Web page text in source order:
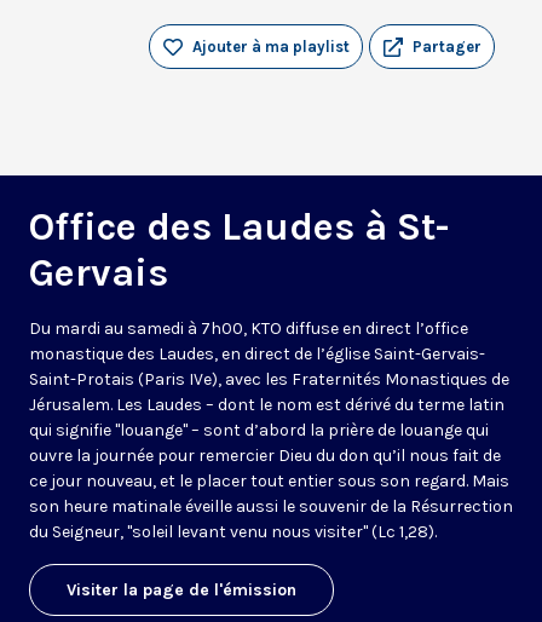
Partager
Ajouter à ma playlist
Office des Laudes à St-
Gervais
Du mardi au samedi à 7h00, KTO diffuse en direct l’office
monastique des Laudes, en direct de l’église Saint-Gervais-
Saint-Protais (Paris IVe), avec les Fraternités Monastiques de
Jérusalem. Les Laudes – dont le nom est dérivé du terme latin
qui signifie "louange" – sont d’abord la prière de louange qui
ouvre la journée pour remercier Dieu du don qu’il nous fait de
ce jour nouveau, et le placer tout entier sous son regard. Mais
son heure matinale éveille aussi le souvenir de la Résurrection
du Seigneur, "soleil levant venu nous visiter" (Lc 1,28).
Visiter la page de l'émission